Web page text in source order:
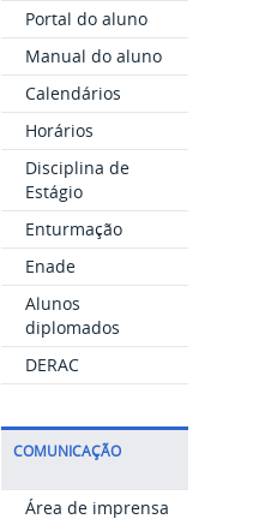
Portal do aluno
Manual do aluno
Calendários
Horários
Disciplina de
Estágio
Enturmação
Enade
Alunos
diplomados
DERAC
COMUNICAÇÃO
Área de imprensa